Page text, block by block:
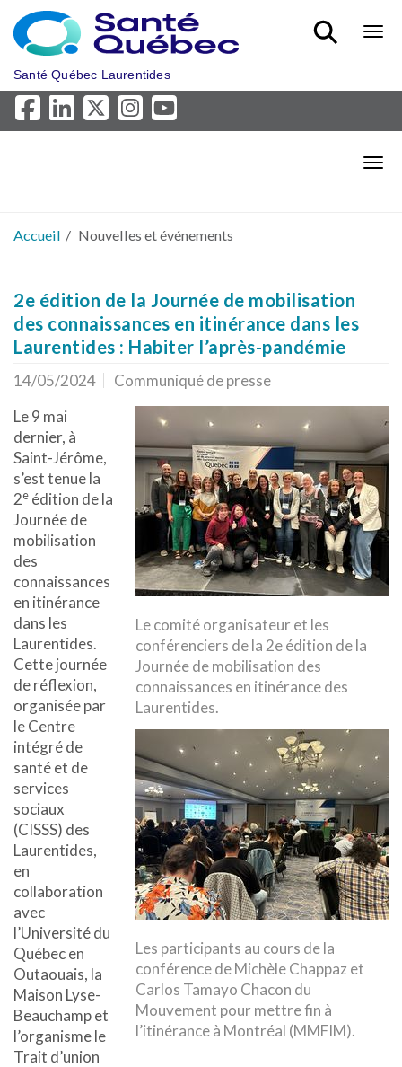
Aller au menu principal
Santé Québec Laurentides
Accueil Nouvelles et événements
2e édition de la Journée de mobilisation
des connaissances en itinérance dans les
Laurentides : Habiter l’après-pandémie
14/05/2024 Communiqué de presse
Le comité organisateur et les
conférenciers de la 2e édition de la
Journée de mobilisation des
connaissances en itinérance des
Laurentides.
Les participants au cours de la
conférence de Michèle Chappaz et
Carlos Tamayo Chacon du
Mouvement pour mettre fin à
l’itinérance à Montréal (MMFIM).
Le 9 mai
dernier, à
Saint-Jérôme,
s’est tenue la
2e édition de la
Journée de
mobilisation
des
connaissances
en itinérance
dans les
Laurentides.
Cette journée
de réflexion,
organisée par
le Centre
intégré de
santé et de
services
sociaux
(CISSS) des
Laurentides,
en
collaboration
avec
l’Université du
Québec en
Outaouais, la
Maison Lyse-
Beauchamp et
l’organisme le
Trait d’union